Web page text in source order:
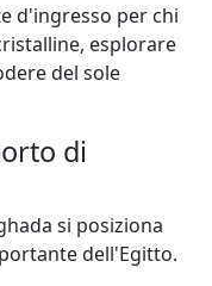
d'ingresso per chi
esplorare
del sole
di
si posiziona
dell'Egitto.